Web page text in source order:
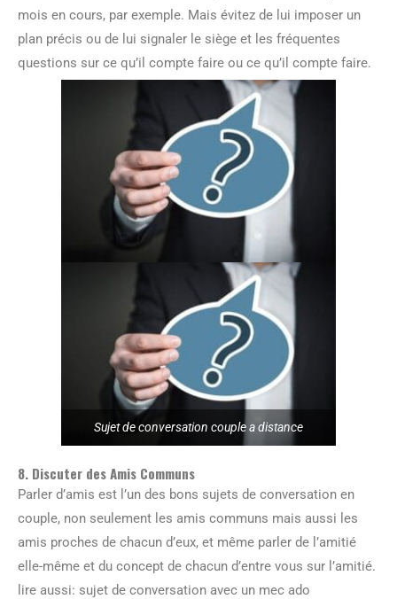
mois en cours, par exemple. Mais évitez de lui imposer un
plan précis ou de lui signaler le siège et les fréquentes
questions sur ce qu’il compte faire ou ce qu’il compte faire.
Sujet de conversation couple a distance
8. Discuter des Amis Communs
Parler d’amis est l’un des bons sujets de conversation en
couple, non seulement les amis communs mais aussi les
amis proches de chacun d’eux, et même parler de l’amitié
elle-même et du concept de chacun d’entre vous sur l’amitié.
lire aussi: sujet de conversation avec un mec ado